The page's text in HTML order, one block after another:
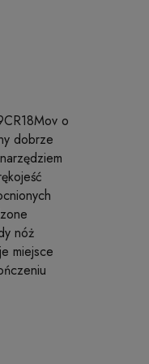
o
dobrze
nóż
miejsce